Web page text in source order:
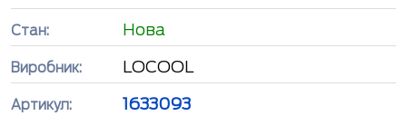
Стан: Нова
Виробник: LOCOOL
Артикул: 1633093